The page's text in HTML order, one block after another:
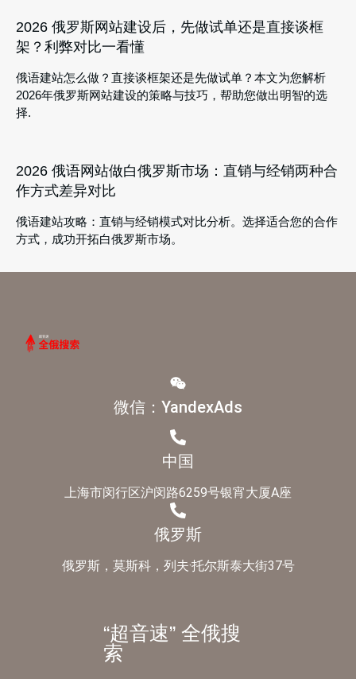
2026 俄罗斯网站建设后，先做试单还是直接谈框
架？利弊对比一看懂
俄语建站怎么做？直接谈框架还是先做试单？本文为您解析
2026年俄罗斯网站建设的策略与技巧，帮助您做出明智的选
择.
2026 俄语网站做白俄罗斯市场：直销与经销两种合
作方式差异对比
俄语建站攻略：直销与经销模式对比分析。选择适合您的合作
方式，成功开拓白俄罗斯市场。
微信：YandexAds
中国
上海市闵行区沪闵路6259号银宵大厦A座
俄罗斯
俄罗斯，莫斯科，列夫·托尔斯泰大街37号
“超音速” 全俄搜
索